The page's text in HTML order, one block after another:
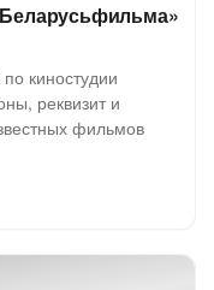
киностудии
реквизит и
фильмов